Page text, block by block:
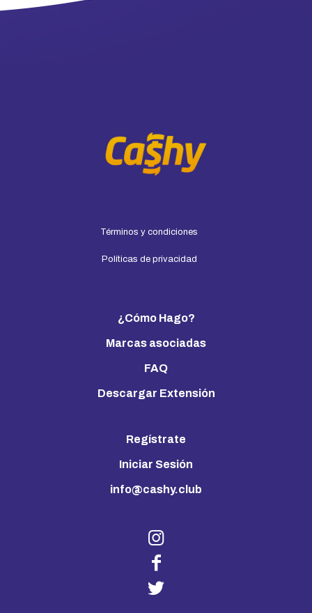
Términos y condiciones
Políticas de privacidad
¿Cómo Hago?
Marcas asociadas
FAQ
Descargar Extensión
Regístrate
Iniciar Sesión
info@cashy.club